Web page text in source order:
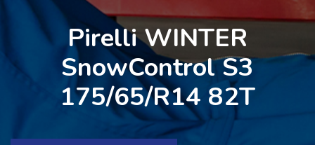
Pirelli WINTER
SnowControl S3
175/65/R14 82T